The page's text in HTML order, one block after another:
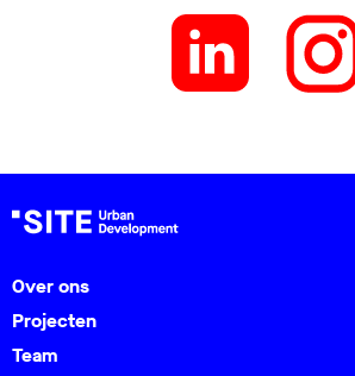
Over ons
Projecten
Team